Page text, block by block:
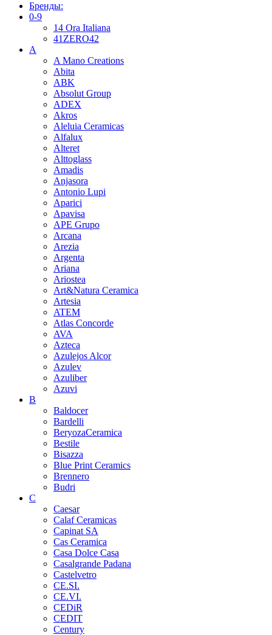
Бренды:
0-9
14 Ora Italiana
41ZERO42
A
A Mano Creations
Abita
ABK
Absolut Group
ADEX
Akros
Aleluia Ceramicas
Alfalux
Alteret
Alttoglass
Amadis
Anjasora
Antonio Lupi
Aparici
Apavisa
APE Grupo
Arcana
Arezia
Argenta
Ariana
Ariostea
Art&Natura Ceramica
Artesia
ATEM
Atlas Concorde
AVA
Azteca
Azulejos Alcor
Azulev
Azuliber
Azuvi
B
Baldocer
Bardelli
BeryozaCeramica
Bestile
Bisazza
Blue Print Ceramics
Brennero
Budri
C
Caesar
Calaf Ceramicas
Capinat SA
Cas Ceramica
Casa Dolce Casa
Casalgrande Padana
Castelvetro
CE.SI.
CE.VI.
CEDiR
CEDIT
Century